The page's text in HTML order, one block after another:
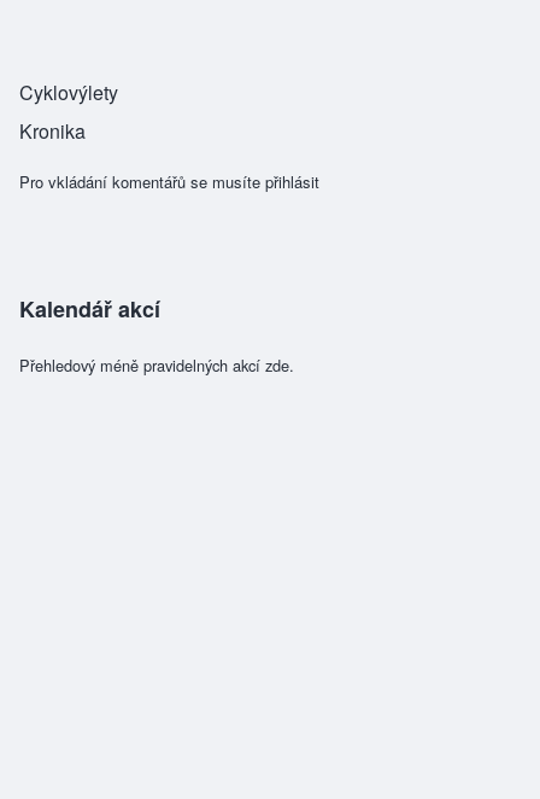
Cyklovýlety
Kronika
Pro vkládání komentářů se musíte přihlásit
Kalendář akcí
Přehledový méně pravidelných akcí zde.